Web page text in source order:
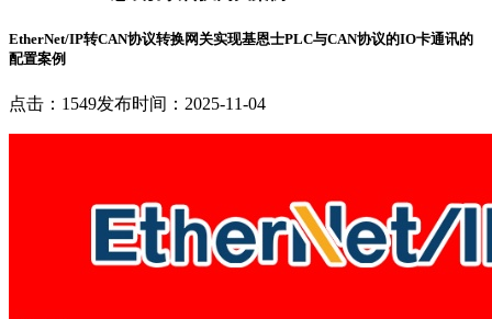
EtherNet/IP转CAN协议转换网关实现基恩士PLC与CAN协议的IO卡通讯的
配置案例
点击：1549发布时间：2025-11-04